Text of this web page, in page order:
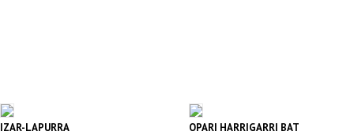
IZAR-LAPURRA OPARI HARRIGARRI BAT